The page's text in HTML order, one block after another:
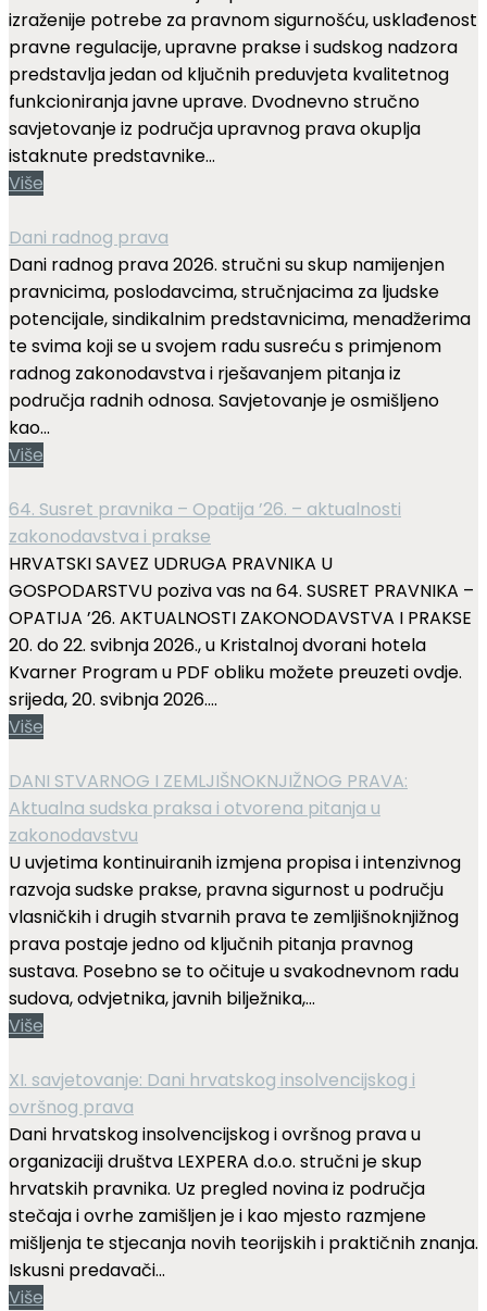
izraženije potrebe za pravnom sigurnošću, usklađenost
pravne regulacije, upravne prakse i sudskog nadzora
predstavlja jedan od ključnih preduvjeta kvalitetnog
funkcioniranja javne uprave. Dvodnevno stručno
savjetovanje iz područja upravnog prava okuplja
istaknute predstavnike...
Više
Dani radnog prava
Dani radnog prava 2026. stručni su skup namijenjen
pravnicima, poslodavcima, stručnjacima za ljudske
potencijale, sindikalnim predstavnicima, menadžerima
te svima koji se u svojem radu susreću s primjenom
radnog zakonodavstva i rješavanjem pitanja iz
područja radnih odnosa. Savjetovanje je osmišljeno
kao...
Više
64. Susret pravnika – Opatija ’26. – aktualnosti
zakonodavstva i prakse
HRVATSKI SAVEZ UDRUGA PRAVNIKA U
GOSPODARSTVU poziva vas na 64. SUSRET PRAVNIKA –
OPATIJA ’26. AKTUALNOSTI ZAKONODAVSTVA I PRAKSE
20. do 22. svibnja 2026., u Kristalnoj dvorani hotela
Kvarner Program u PDF obliku možete preuzeti ovdje.
srijeda, 20. svibnja 2026....
Više
DANI STVARNOG I ZEMLJIŠNOKNJIŽNOG PRAVA:
Aktualna sudska praksa i otvorena pitanja u
zakonodavstvu
U uvjetima kontinuiranih izmjena propisa i intenzivnog
razvoja sudske prakse, pravna sigurnost u području
vlasničkih i drugih stvarnih prava te zemljišnoknjižnog
prava postaje jedno od ključnih pitanja pravnog
sustava. Posebno se to očituje u svakodnevnom radu
sudova, odvjetnika, javnih bilježnika,...
Više
XI. savjetovanje: Dani hrvatskog insolvencijskog i
ovršnog prava
Dani hrvatskog insolvencijskog i ovršnog prava u
organizaciji društva LEXPERA d.o.o. stručni je skup
hrvatskih pravnika. Uz pregled novina iz područja
stečaja i ovrhe zamišljen je i kao mjesto razmjene
mišljenja te stjecanja novih teorijskih i praktičnih znanja.
Iskusni predavači...
Više